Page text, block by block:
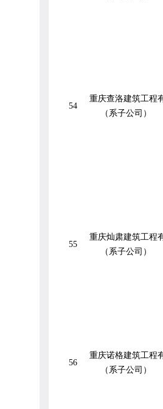
54
重庆查洛建筑工程
（系子公司）
55
重庆灿肃建筑工程
（系子公司）
56
重庆诺格建筑工程
（系子公司）